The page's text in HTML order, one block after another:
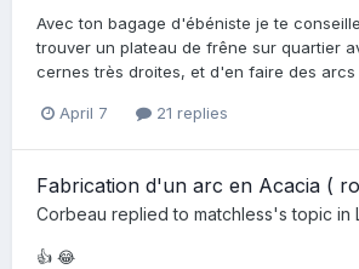
Avec ton bagage d'ébéniste je te
trouver un plateau de frêne sur quartier
cernes très droites, et d'en faire des arcs
April 7 21 replies
Fabrication d'un arc en Acacia (
Corbeau replied to matchless's topic in
👍 😂